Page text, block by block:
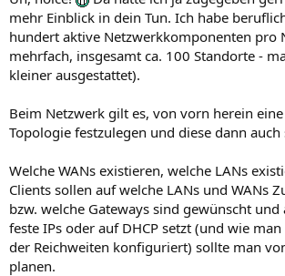
mehr Einblick in dein Tun. Ich habe
hundert aktive Netzwerkkomponenten pro
mehrfach, insgesamt ca. 100 Standorte -
kleiner ausgestattet).
Beim Netzwerk gilt es, von vorn herein
Topologie festzulegen und diese dann
Welche WANs existieren, welche LANs
Clients sollen auf welche LANs und WANs
bzw. welche Gateways sind gewünscht
feste IPs oder auf DHCP setzt (und wie
der Reichweiten konfiguriert) sollte man
planen.